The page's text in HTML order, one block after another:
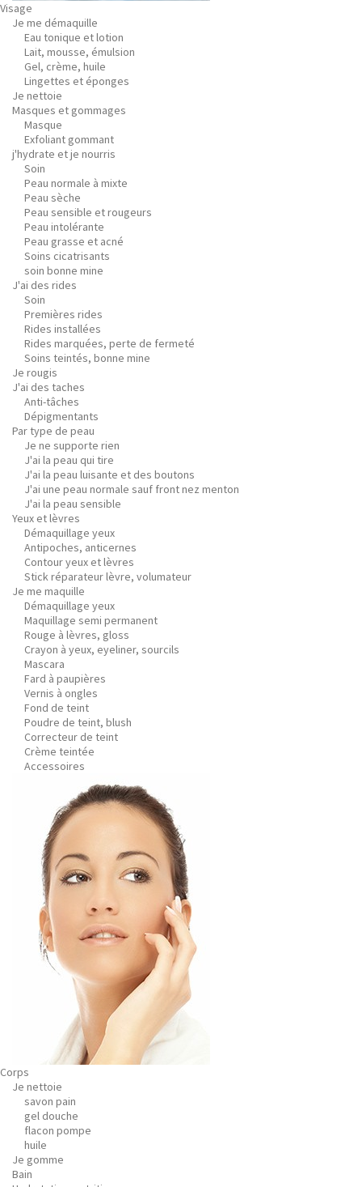
Visage
Je me démaquille
Eau tonique et lotion
Lait, mousse, émulsion
Gel, crème, huile
Lingettes et éponges
Je nettoie
Masques et gommages
Masque
Exfoliant gommant
j'hydrate et je nourris
Soin
Peau normale à mixte
Peau sèche
Peau sensible et rougeurs
Peau intolérante
Peau grasse et acné
Soins cicatrisants
soin bonne mine
J'ai des rides
Soin
Premières rides
Rides installées
Rides marquées, perte de fermeté
Soins teintés, bonne mine
Je rougis
J'ai des taches
Anti-tâches
Dépigmentants
Par type de peau
Je ne supporte rien
J'ai la peau qui tire
J'ai la peau luisante et des boutons
J'ai une peau normale sauf front nez menton
J'ai la peau sensible
Yeux et lèvres
Démaquillage yeux
Antipoches, anticernes
Contour yeux et lèvres
Stick réparateur lèvre, volumateur
Je me maquille
Démaquillage yeux
Maquillage semi permanent
Rouge à lèvres, gloss
Crayon à yeux, eyeliner, sourcils
Mascara
Fard à paupières
Vernis à ongles
Fond de teint
Poudre de teint, blush
Correcteur de teint
Crème teintée
Accessoires
Corps
Je nettoie
savon pain
gel douche
flacon pompe
huile
Je gomme
Bain